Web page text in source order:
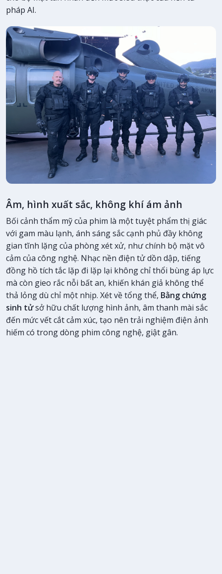
pháp AI.
Âm, hình xuất sắc, không khí ám ảnh
Bối cảnh thẩm mỹ của phim là một tuyệt phẩm thị giác
với gam màu lạnh, ánh sáng sắc cạnh phủ đầy không
gian tĩnh lặng của phòng xét xử, như chính bộ mặt vô
cảm của công nghệ. Nhạc nền điện tử dồn dập, tiếng
đồng hồ tích tắc lặp đi lặp lại không chỉ thổi bùng áp lực
mà còn gieo rắc nỗi bất an, khiến khán giả không thể
thả lỏng dù chỉ một nhịp. Xét về tổng thể, Bằng chứng
sinh tửsở hữu chất lượng hình ảnh, âm thanh mài sắc
đến mức vết cắt cảm xúc, tạo nên trải nghiệm điện ảnh
hiếm có trong dòng phim công nghệ, giật gân.